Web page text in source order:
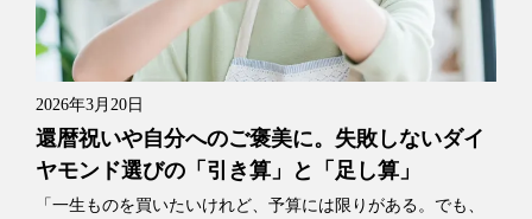
2026年3月20日
還暦祝いや自分へのご褒美に。失敗しないダイ
ヤモンド選びの「引き算」と「足し算」
「一生ものを買いたいけれど、予算には限りがある。でも、